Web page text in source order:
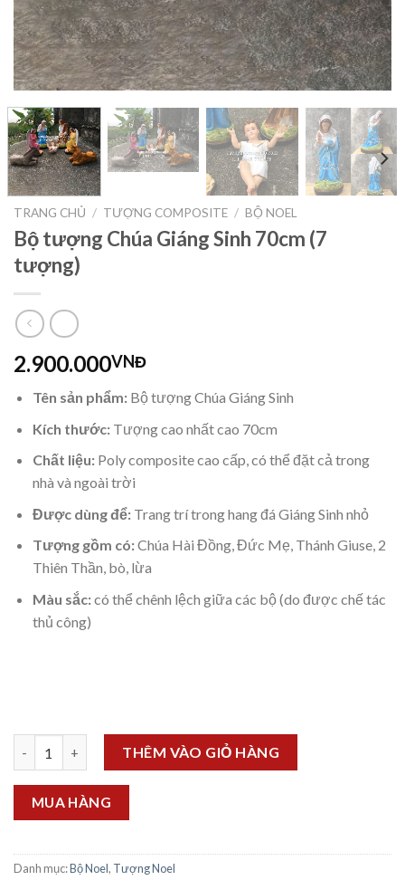
TRANG CHỦ / TƯỢNG COMPOSITE / BỘ NOEL
Bộ tượng Chúa Giáng Sinh 70cm (7
tượng)
2.900.000VNĐ
Tên sản phẩm:Bộ tượng Chúa Giáng Sinh
Kích thước:Tượng cao nhất cao 70cm
Chất liệu:Poly composite cao cấp, có thể đặt cả trong
nhà và ngoài trời
Được dùng để:Trang trí trong hang đá Giáng Sinh nhỏ
Tượng gồm có:Chúa Hài Đồng, Đức Mẹ, Thánh Giuse, 2
Thiên Thần, bò, lừa
Màu sắc:có thể chênh lệch giữa các bộ (do được chế tác
thủ công)
Bộ tượng Chúa Giáng Sinh 70cm (7 tượng) số lượng
THÊM VÀO GIỎ HÀNG
MUA HÀNG
Danh mục:Bộ Noel, Tượng Noel